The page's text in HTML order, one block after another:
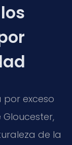
exceso
de la